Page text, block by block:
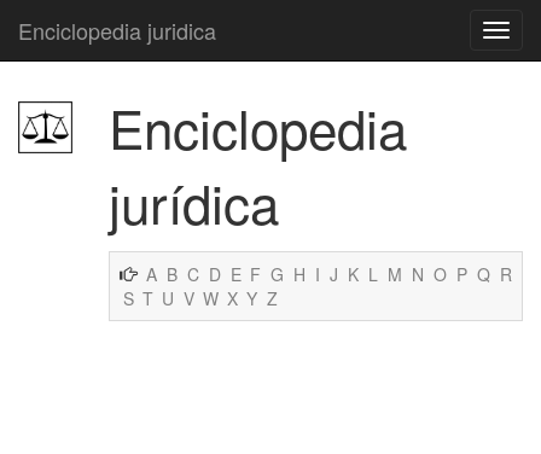
Enciclopedia juridica
Enciclopedia
jurídica
A B C D E F G H I J K L M N O P Q R
S T U V W X Y Z